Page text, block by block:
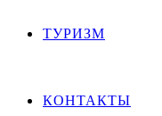
ТУРИЗМ
КОНТАКТЫ